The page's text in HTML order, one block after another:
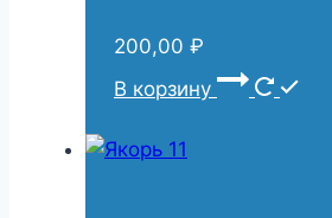
200,00 ₽
В корзину